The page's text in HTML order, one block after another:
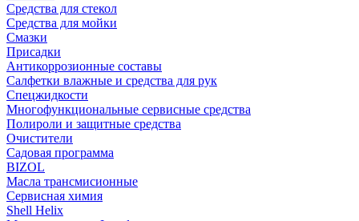
Средства для стекол
Средства для мойки
Смазки
Присадки
Антикоррозионные составы
Салфетки влажные и средства для рук
Спецжидкости
Многофункциональные сервисные средства
Полироли и защитные средства
Очистители
Садовая программа
BIZOL
Масла трансмисионные
Сервисная химия
Shell Helix